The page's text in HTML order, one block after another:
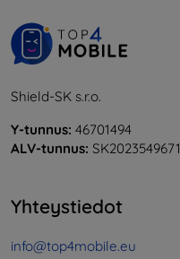
Shield-SK s.r.o.
Y-tunnus: 46701494
ALV-tunnus: SK2023549671
Yhteystiedot
info@top4mobile.eu